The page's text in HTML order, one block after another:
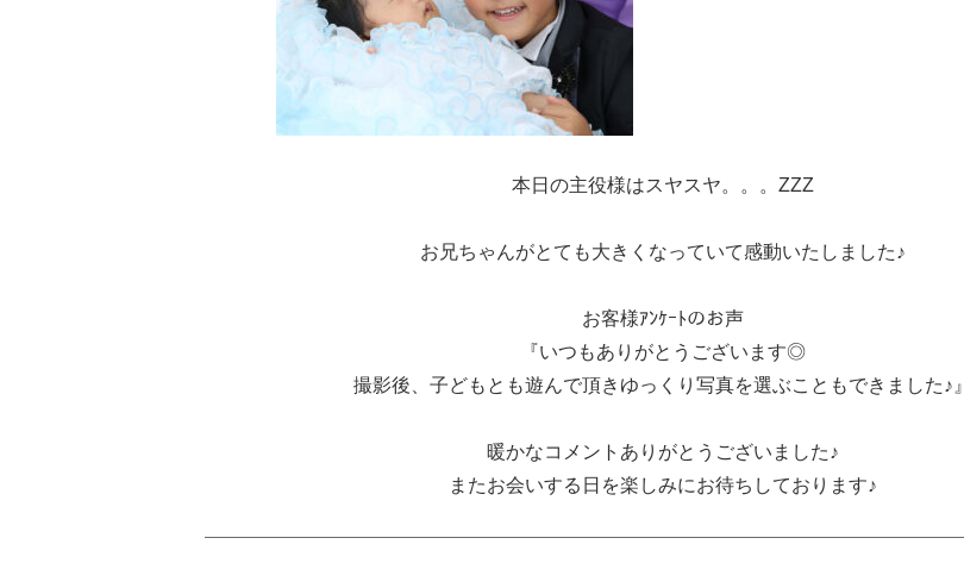
本日の主役様はスヤスヤ。。。ZZZ
お兄ちゃんがとても大きくなっていて感動いたしました♪
お客様ｱﾝｹｰﾄのお声
『いつもありがとうございます◎
撮影後、子どもとも遊んで頂きゆっくり写真を選ぶこともできました♪』
暖かなコメントありがとうございました♪
またお会いする日を楽しみにお待ちしております♪